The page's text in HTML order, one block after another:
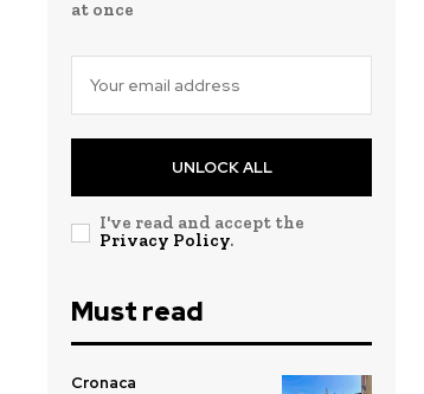
at once
UNLOCK ALL
I've read and accept the
Privacy Policy.
Must read
Cronaca